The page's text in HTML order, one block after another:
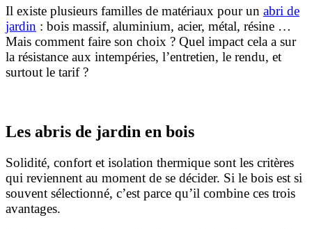
Il existe plusieurs familles de matériaux pour un abri de
jardin : bois massif, aluminium, acier, métal, résine …
Mais comment faire son choix ? Quel impact cela a sur
la résistance aux intempéries, l’entretien, le rendu, et
surtout le tarif ?
Les abris de jardin en bois
Solidité, confort et isolation thermique sont les critères
qui reviennent au moment de se décider. Si le bois est si
souvent sélectionné, c’est parce qu’il combine ces trois
avantages.